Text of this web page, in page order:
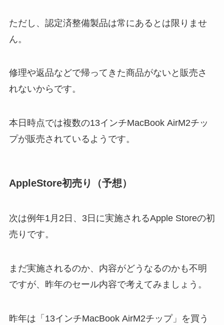
ただし、認定済整備製品は常にあるとは限りませ
ん。
修理や返品などで帰ってきた商品がないと販売さ
れないからです。
本日時点では複数の13インチMacBook AirM2チッ
プが販売されているようです。
AppleStore初売り（予想）
次は例年1月2日、3日に実施されるApple Storeの初
売りです。
まだ実施されるのか、内容がどうなるのかも不明
ですが、昨年のセール内容で考えてみましょう。
昨年は「13インチMacBook AirM2チップ」を買う